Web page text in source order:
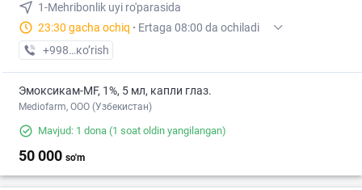
1-Mehribonlik uyi ro'parasida
23:30 gacha ochiq · Ertaga 08:00 da ochiladi
+998 (90) XXX-XX-XX
кo’rish
Эмоксикам-MF, 1%, 5 мл, капли глаз.
Mediofarm, ООО (Узбекистан)
Mavjud: 1 dona (1 soat oldin yangilangan)
50 000 so'm